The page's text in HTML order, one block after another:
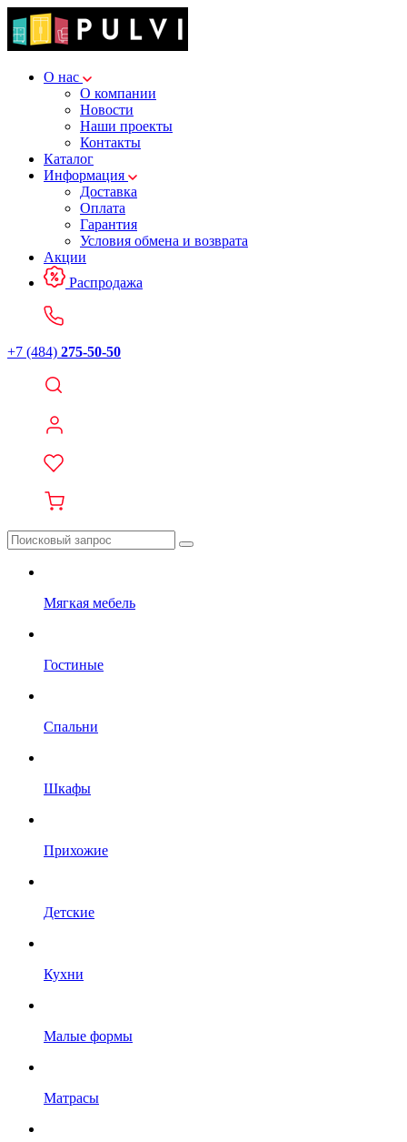
О нас
О компании
Новости
Наши проекты
Контакты
Каталог
Информация
Доставка
Оплата
Гарантия
Условия обмена и возврата
Акции
Распродажа
+7 (484) 275-50-50
Мягкая мебель
Гостиные
Спальни
Шкафы
Прихожие
Детские
Кухни
Малые формы
Матрасы